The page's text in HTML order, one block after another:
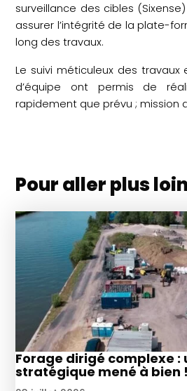
surveillance des cibles
assurer l’intégrité de la plate-
long des travaux.
Le suivi méticuleux des travaux
d’équipe ont permis de
rapidement que prévu ; mission
Pour aller plus loin
Forage dirigé complexe :
stratégique mené à bien !